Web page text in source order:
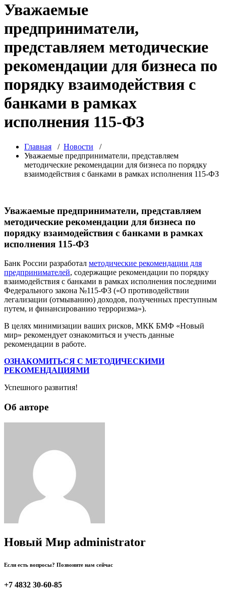
Уважаемые
предприниматели,
представляем методические
рекомендации для бизнеса по
порядку взаимодействия с
банками в рамках
исполнения 115-ФЗ
Главная / Новости /
Уважаемые предприниматели, представляем
методические рекомендации для бизнеса по порядку
взаимодействия с банками в рамках исполнения 115-ФЗ
Уважаемые предприниматели, представляем
методические рекомендации для бизнеса по
порядку взаимодействия с банками в рамках
исполнения 115-ФЗ
Банк России разработал методические рекомендации для
предпринимателей, содержащие рекомендации по порядку
взаимодействия с банками в рамках исполнения последними
Федерального закона №115-ФЗ («О противодействии
легализации (отмыванию) доходов, полученных преступным
путем, и финансированию терроризма»).
В целях минимизации ваших рисков, МКК БМФ «Новый
мир» рекомендует ознакомиться и учесть данные
рекомендации в работе.
ОЗНАКОМИТЬСЯ С МЕТОДИЧЕСКИМИ
РЕКОМЕНДАЦИЯМИ
Успешного развития!
Об авторе
Новый Мир administrator
Если есть вопросы? Позвоните нам сейчас
+7 4832 30-60-85